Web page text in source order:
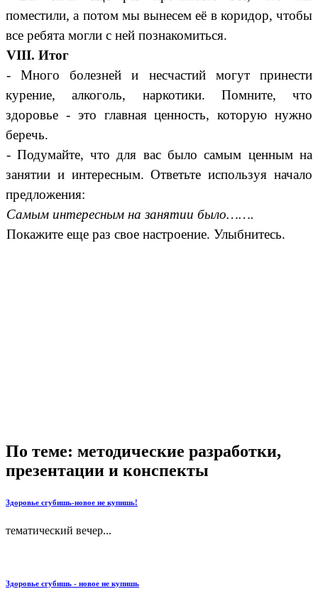
поместили, а потом мы вынесем её в коридор, чтобы
все ребята могли с ней познакомиться.
VIII. Итог
- Много болезней и несчастий могут принести
курение, алкоголь, наркотики. Помните, что
здоровье - это главная ценность, которую нужно
беречь.
- Подумайте, что для вас было самым ценным на
занятии и интересным. Ответьте используя начало
предложения:
Самым интересным на занятии было…….
Покажите еще раз свое настроение. Улыбнитесь.
По теме: методические разработки,
презентации и конспекты
Здоровье сгубишь-новое не купишь!
тематический вечер...
Здоровье сгубишь - новое не купишь